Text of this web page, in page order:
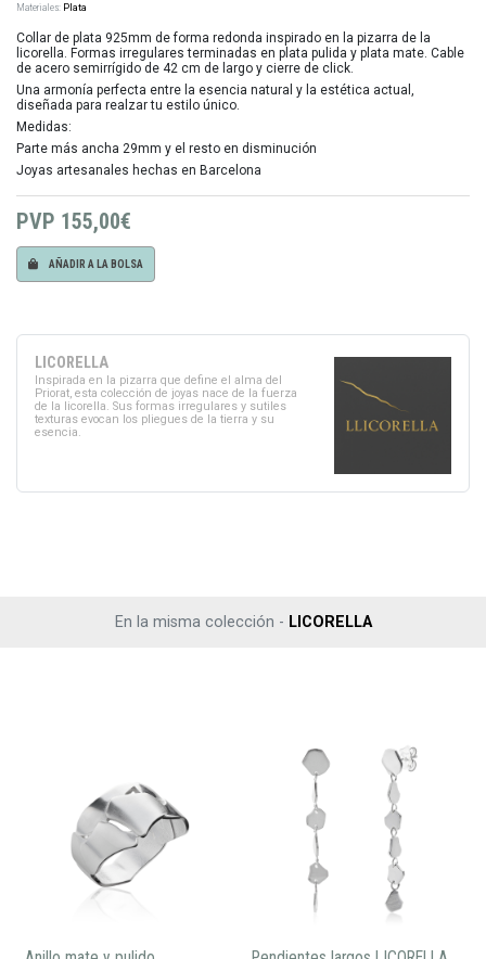
Materiales: Plata
Collar de plata 925mm de forma redonda inspirado en la pizarra de la
licorella. Formas irregulares terminadas en plata pulida y plata mate. Cable
de acero semirrígido de 42 cm de largo y cierre de click.
Una armonía perfecta entre la esencia natural y la estética actual,
diseñada para realzar tu estilo único.
Medidas:
Parte más ancha 29mm y el resto en disminución
Joyas artesanales hechas en Barcelona
PVP 155,00€
AÑADIR A LA BOLSA
LICORELLA
Inspirada en la pizarra que define el alma del
Priorat, esta colección de joyas nace de la fuerza
de la licorella. Sus formas irregulares y sutiles
texturas evocan los pliegues de la tierra y su
esencia.
En la misma colección - LICORELLA